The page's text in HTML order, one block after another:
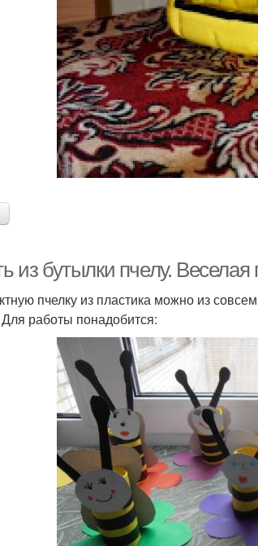
из бутылки пчелу.
пчелку из пластика можно из
работы понадобится: